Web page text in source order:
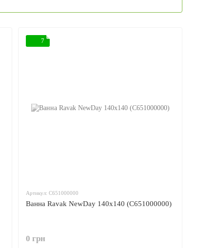
7
Артикул: C651000000
Ванна Ravak NewDay 140x140 (C651000000)
0 грн